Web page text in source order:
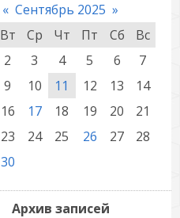
« Сентябрь 2025 »
Вт Ср Чт Пт Сб
Вс
2 3 4 5 6
7
9 10 11 12 13
14
16 17 18 19 20
21
23 24 25 26 27
28
30
Архив записей